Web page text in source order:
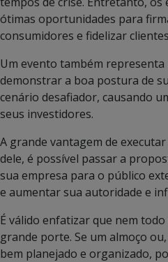
ótimas oportunidades para
consumidores e fidelizar
Um evento também
demonstrar a boa postura de
cenário desafiador, causando
seus investidores.
A grande vantagem de
dele, é possível passar a
sua empresa para o público
e aumentar sua autoridade e
É válido enfatizar que nem
grande porte. Se um almoço
bem planejado e organizado,